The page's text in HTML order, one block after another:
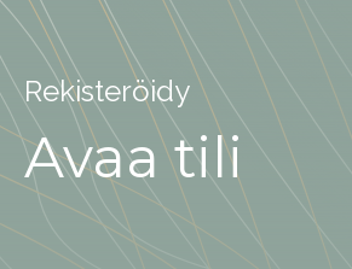
Rekisteröidy
Avaa tili